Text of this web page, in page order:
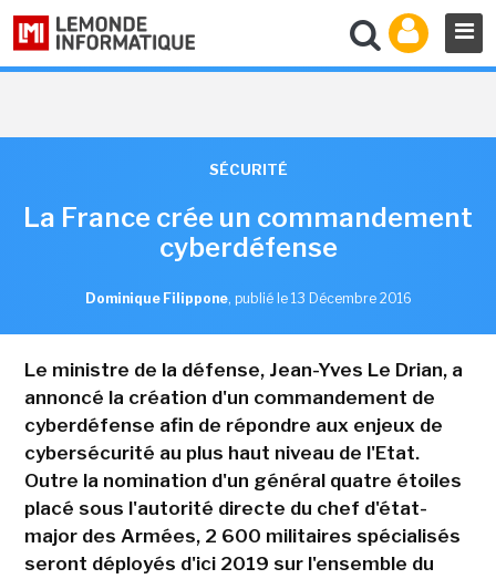
SÉCURITÉ
La France crée un commandement
cyberdéfense
Dominique Filippone, publié le 13 Décembre 2016
Le ministre de la défense, Jean-Yves Le Drian, a
annoncé la création d'un commandement de
cyberdéfense afin de répondre aux enjeux de
cybersécurité au plus haut niveau de l'Etat.
Outre la nomination d'un général quatre étoiles
placé sous l'autorité directe du chef d'état-
major des Armées, 2 600 militaires spécialisés
seront déployés d'ici 2019 sur l'ensemble du